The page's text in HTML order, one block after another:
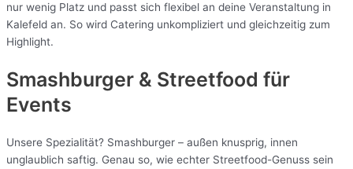
nur wenig Platz und passt sich flexibel an deine Veranstaltung in
Kalefeld an. So wird Catering unkompliziert und gleichzeitig zum
Highlight.
Smashburger & Streetfood für
Events
Unsere Spezialität? Smashburger – außen knusprig, innen
unglaublich saftig. Genau so, wie echter Streetfood-Genuss sein